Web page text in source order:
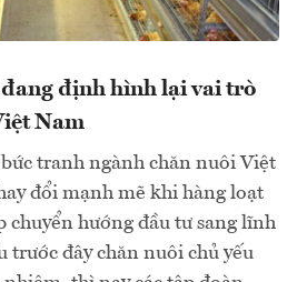
định hình lại vai trò
Nam
tranh ngành chăn nuôi Việt
đổi mạnh mẽ khi hàng loạt
chuyển hướng đầu tư sang lĩnh
trước đây chăn nuôi chủ yếu